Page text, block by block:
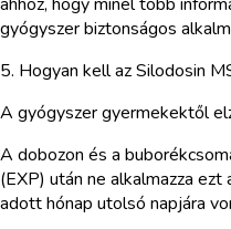
gyógyszer biztonságos
5. Hogyan kell az Silodosin
A gyógyszer gyermekektől
A dobozon és a
(EXP) után ne alkalmazza
adott hónap utolsó napjára